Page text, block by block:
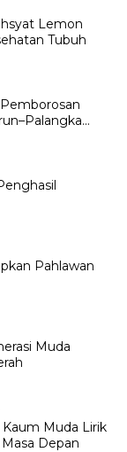
Lemon
Tubuh
Pahlawan
Muda
Muda Lirik
Depan